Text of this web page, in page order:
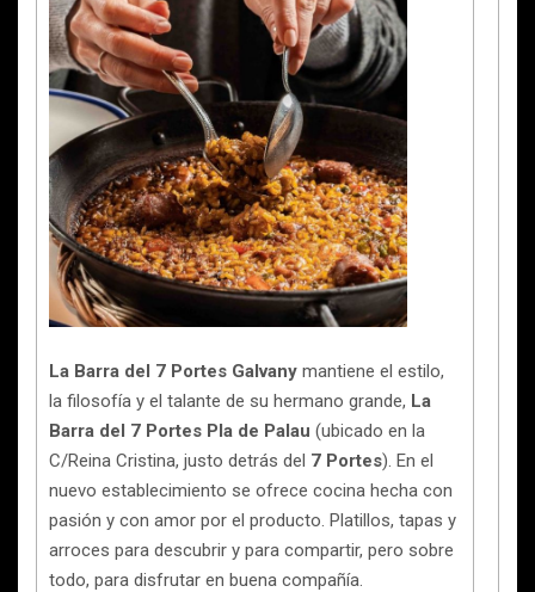
La Barra del 7 Portes Galvany mantiene el estilo,
la filosofía y el talante de su hermano grande, La
Barra del 7 Portes Pla de Palau (ubicado en la
C/Reina Cristina, justo detrás del 7 Portes). En el
nuevo establecimiento se ofrece cocina hecha con
pasión y con amor por el producto. Platillos, tapas y
arroces para descubrir y para compartir, pero sobre
todo, para disfrutar en buena compañía.